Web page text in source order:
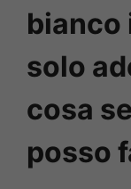
bianco
solo
cosa
posso